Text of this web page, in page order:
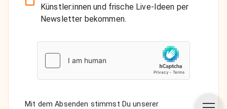
Künstler:innen und frische Live-Ideen per
Newsletter bekommen.
Mit dem Absenden stimmst Du unserer